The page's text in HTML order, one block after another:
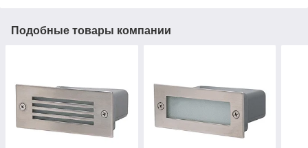
Подобные товары компании